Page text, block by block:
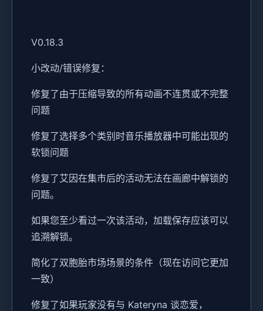
V0.18.3
小改动/错误修复：
修复了由于压缩导致的所有动画不连贯或不完整
问题
修复了选择多个类别时音乐播放器中可能出现的
软锁问题
修复了艾因在集市后的活动无法在画廊中解锁的
问题。
如果您至少看过一次该活动，加载保存应该可以
追溯解锁。
简化了双胞胎市场场景的条件（现在访问它更加
一致）
修复了如果玩家没有与 Kateryna 谈恋爱，